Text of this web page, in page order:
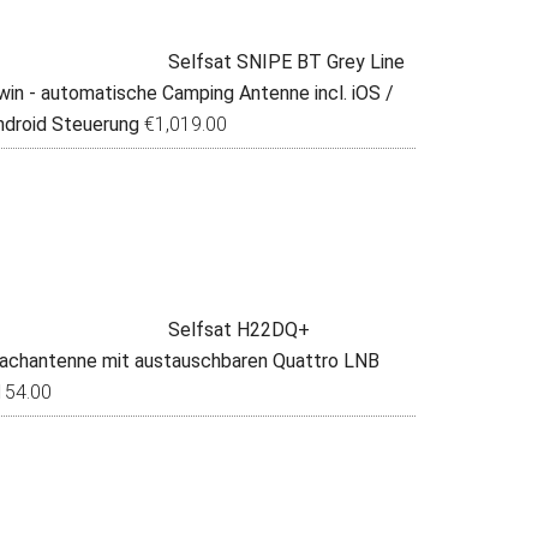
Selfsat SNIPE BT Grey Line
- automatische Camping Antenne incl. iOS /
Steuerung €1,019.00
Selfsat H22DQ+
mit austauschbaren Quattro LNB